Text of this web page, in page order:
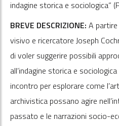
indagine storica e sociologica”
BREVE DESCRIZIONE: A partire
visivo e ricercatore Joseph
di voler suggerire possibili
all’indagine storica e
incontro per esplorare come
archivistica possano agire
passato e le narrazioni socio-